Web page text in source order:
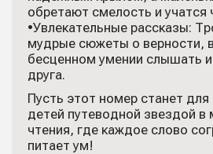
обретают смелость и учатся
•Увлекательные рассказы:
мудрые сюжеты о верности,
бесценном умении слышать
друга.
Пусть этот номер станет
детей путеводной звездой в
чтения, где каждое слово
питает ум!